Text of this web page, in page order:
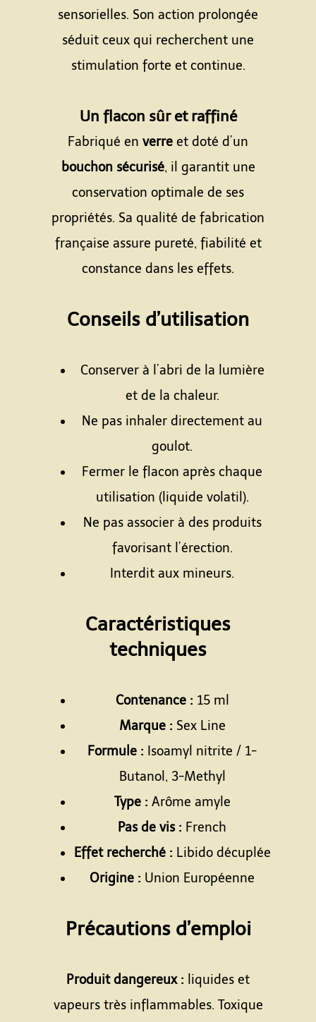
sensorielles. Son action prolongée
séduit ceux qui recherchent une
stimulation forte et continue.
Un flacon sûr et raffiné
Fabriqué en verre et doté d’un
bouchon sécurisé, il garantit une
conservation optimale de ses
propriétés. Sa qualité de fabrication
française assure pureté, fiabilité et
constance dans les effets.
Conseils d’utilisation
Conserver à l’abri de la lumière
et de la chaleur.
Ne pas inhaler directement au
goulot.
Fermer le flacon après chaque
utilisation (liquide volatil).
Ne pas associer à des produits
favorisant l’érection.
Interdit aux mineurs.
Caractéristiques
techniques
Contenance : 15 ml
Marque : Sex Line
Formule : Isoamyl nitrite / 1-
Butanol, 3-Methyl
Type : Arôme amyle
Pas de vis : French
Effet recherché : Libido décuplée
Origine : Union Européenne
Précautions d’emploi
Produit dangereux : liquides et
vapeurs très inflammables. Toxique